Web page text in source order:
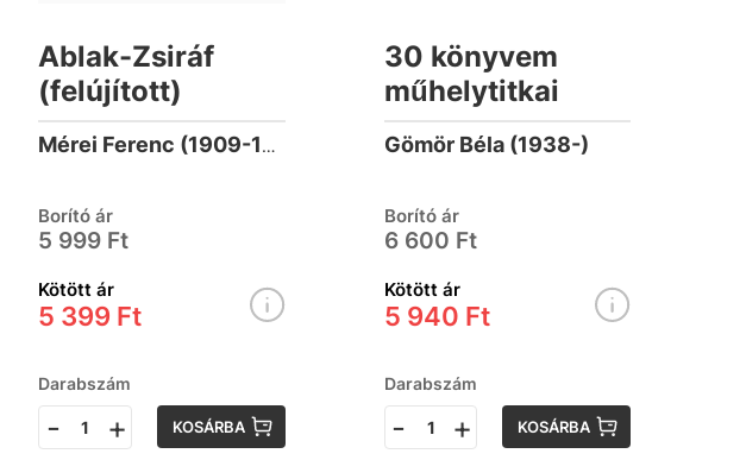
Ablak-Zsiráf
(felújított)
Mérei Ferenc (1909-1986)
Borító ár
5 999 Ft
Kötött ár
5 399 Ft
Darabszám
- + KOSÁRBA
30 könyvem
műhelytitkai
Gömör Béla (1938-)
Borító ár
6 600 Ft
Kötött ár
5 940 Ft
Darabszám
- + KOSÁRBA